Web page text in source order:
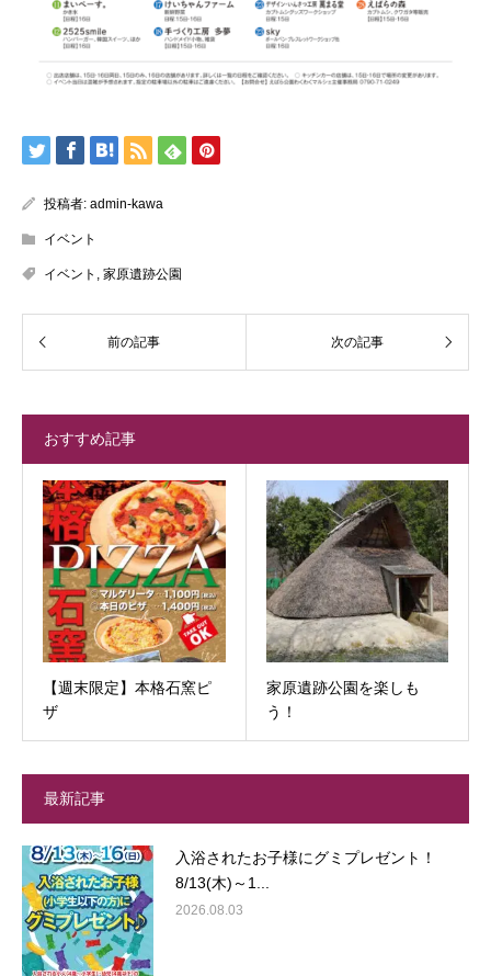
投稿者: admin-kawa
イベント
イベント , 家原遺跡公園
おすすめ記事
【週末限定】本格石窯ピ
ザ
家原遺跡公園を楽しも
う！
最新記事
入浴されたお子様にグミプレゼント！
8/13(木)～1...
2026.08.03